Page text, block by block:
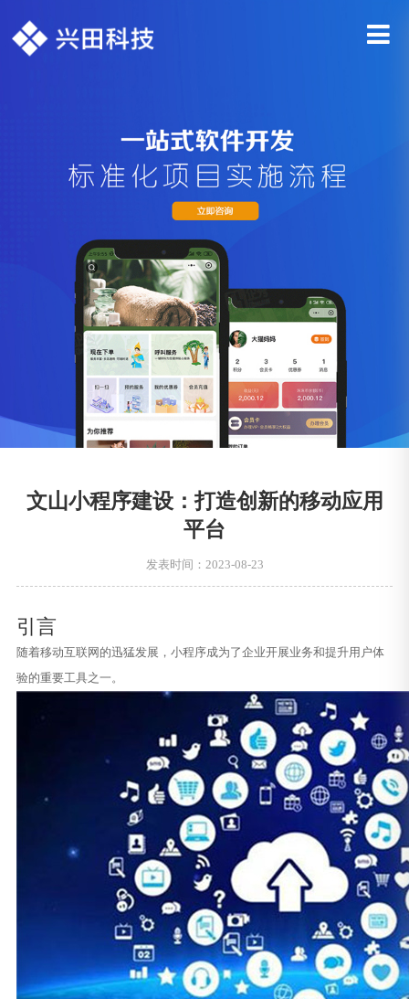
文山小程序建设：打造创新的移动应用
平台
发表时间：2023-08-23
引言
随着移动互联网的迅猛发展，小程序成为了企业开展业务和提升用户体
验的重要工具之一。